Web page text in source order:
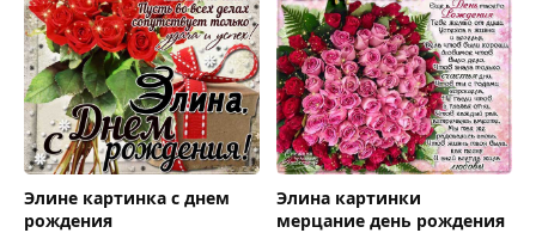
Элине картинка с днем
рождения
Элина картинки
мерцание день рождения